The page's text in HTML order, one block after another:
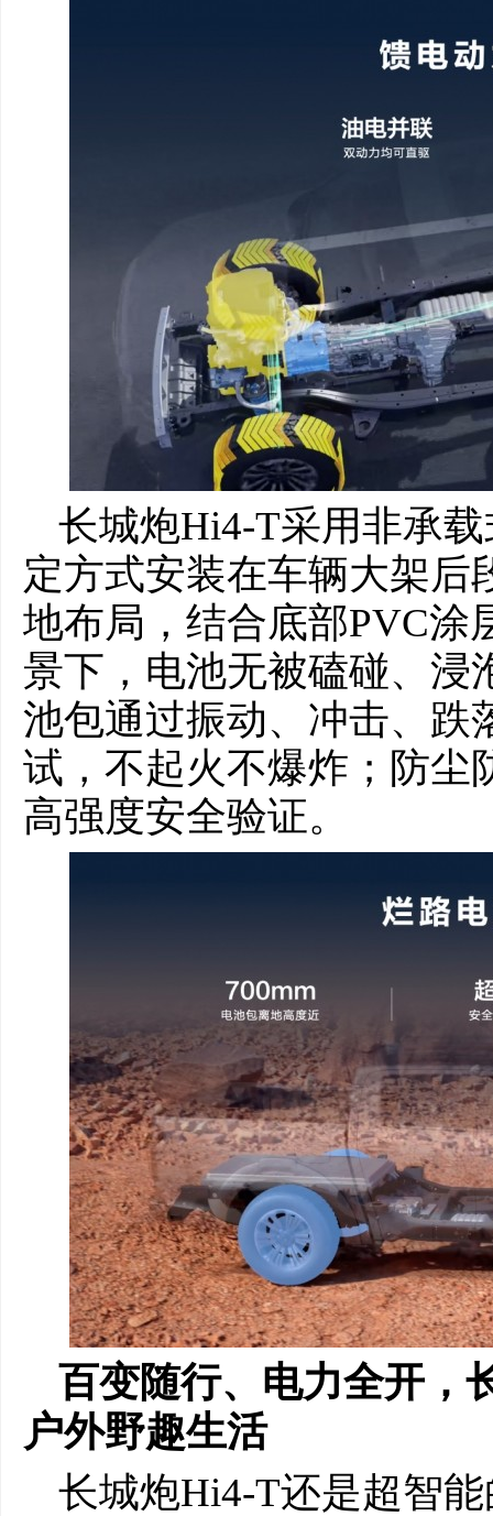
长城炮Hi4-T采用非承
定方式安装在车辆大架后
地布局，结合底部PVC涂
景下，电池无被磕碰、浸
池包通过振动、冲击、跌
试，不起火不爆炸；防尘
高强度安全验证。
百变随行、电力全开，
户外野趣生活
长城炮Hi4-T还是超智